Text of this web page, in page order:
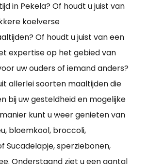
in Pekela? Of houdt u juist van
koelverse
Of houdt u juist van een
expertise op het gebied van
uw ouders of iemand anders?
allerlei soorten maaltijden die
bij uw gesteldheid en mogelijke
kunt u weer genieten van
bloemkool, broccoli,
Sucadelapje, sperziebonen,
Onderstaand ziet u een aantal